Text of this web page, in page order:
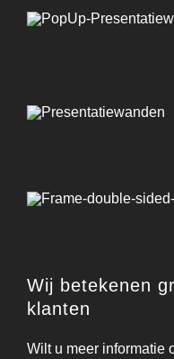
Wij betekenen
klanten
Wilt u meer informatie